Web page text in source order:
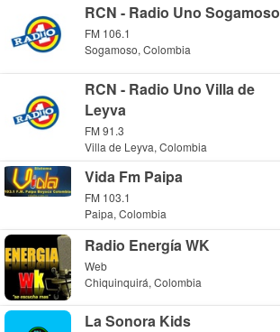
RCN - Radio Uno Sogamoso
FM 106.1
Sogamoso, Colombia
RCN - Radio Uno Villa de
Leyva
FM 91.3
Villa de Leyva, Colombia
Vida Fm Paipa
FM 103.1
Paipa, Colombia
Radio Energía WK
Web
Chiquinquirá, Colombia
La Sonora Kids